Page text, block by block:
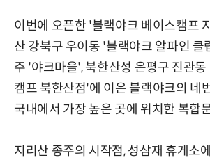
이번에 오픈한 '블랙야크 베이스캠프
산 강북구 우이동 '블랙야크 알파인 클
주 '야크마을', 북한산성 은평구 진관
캠프 북한산점'에 이은 블랙야크의 네
국내에서 가장 높은 곳에 위치한 복합
지리산 종주의 시작점, 성삼재 휴게소